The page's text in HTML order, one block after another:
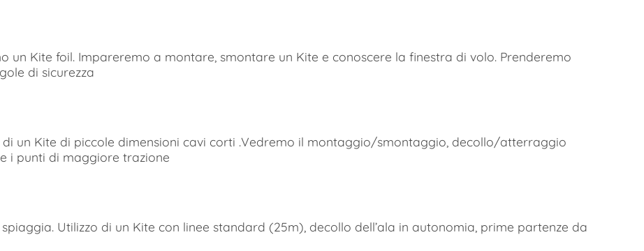
un Kite foil. Impareremo a montare, smontare un Kite e conoscere la finestra di volo. Prenderemo
di sicurezza
di un Kite di piccole dimensioni cavi corti .Vedremo il montaggio/smontaggio, decollo/atterraggio
i punti di maggiore trazione
spiaggia. Utilizzo di un Kite con linee standard (25m), decollo dell’ala in autonomia, prime partenze da